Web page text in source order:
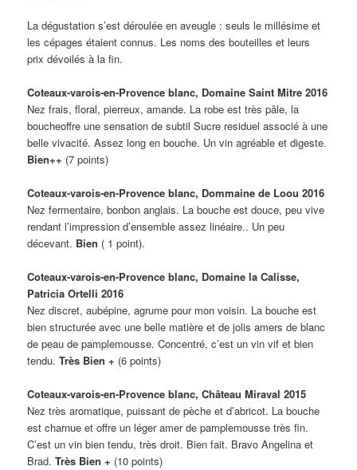
La dégustation s’est déroulée en aveugle : seuls le millésime et
les cépages étaient connus. Les noms des bouteilles et leurs
prix dévoilés à la fin.
Coteaux-varois-en-Provence blanc, Domaine Saint Mitre 2016
Nez frais, floral, pierreux, amande. La robe est très pâle, la
boucheoffre une sensation de subtil Sucre residuel associé à une
belle vivacité. Assez long en bouche. Un vin agréable et digeste.
Bien++ (7 points)
Coteaux-varois-en-Provence blanc, Dommaine de Loou 2016
Nez fermentaire, bonbon anglais. La bouche est douce, peu vive
rendant l’impression d’ensemble assez linéaire.. Un peu
décevant. Bien ( 1 point).
Coteaux-varois-en-Provence blanc, Domaine la Calisse,
Patricia Ortelli 2016
Nez discret, aubépine, agrume pour mon voisin. La bouche est
bien structurée avec une belle matière et de jolis amers de blanc
de peau de pamplemousse. Concentré, c’est un vin vif et bien
tendu.Très Bien + (6 points)
Coteaux-varois-en-Provence blanc, Château Miraval 2015
Nez très aromatique, puissant de pèche et d’abricot. La bouche
est charnue et offre un léger amer de pamplemousse très fin.
C’est un vin bien tendu, très droit. Bien fait. Bravo Angelina et
Brad.Très Bien + (10 points)